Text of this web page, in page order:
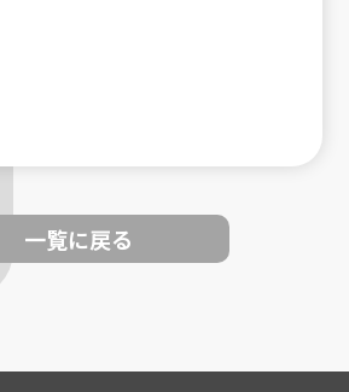
一覧に戻る